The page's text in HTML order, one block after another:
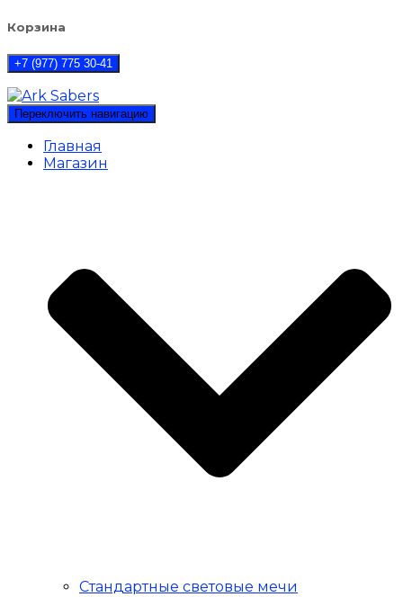
Корзина
+7 (977) 775 30-41
Переключить навигацию
Главная
Магазин
Стандартные световые мечи